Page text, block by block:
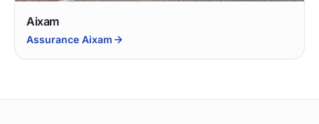
Aixam
Assurance Aixam